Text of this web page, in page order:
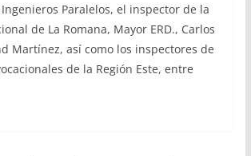
Paralelos, el inspector de la
de La Romana, Mayor ERD., Carlos
Martínez, así como los inspectores de
de la Región Este, entre